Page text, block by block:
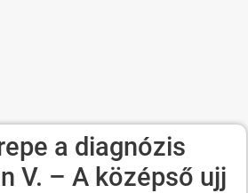
a diagnózis
V. – A középső ujj